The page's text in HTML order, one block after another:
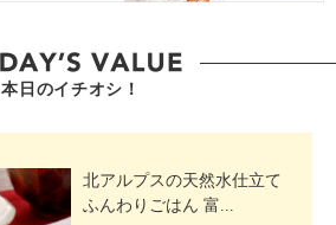
本日のイチオシ！
北アルプスの天然水仕立て
ふんわりごはん 富...